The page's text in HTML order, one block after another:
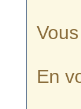
En